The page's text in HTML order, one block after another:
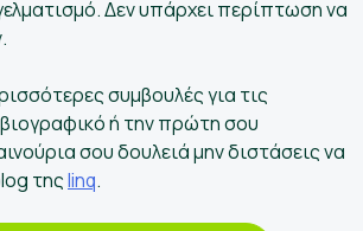
Δεν υπάρχει περίπτωση να
συμβουλές για τις
ή την πρώτη σου
σου δουλειά μην διστάσεις να
τηςlinq.